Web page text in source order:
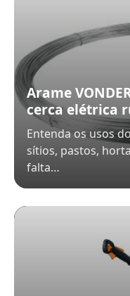
Arame
cerca elétrica
Entenda os usos
sítios, pastos,
falta…